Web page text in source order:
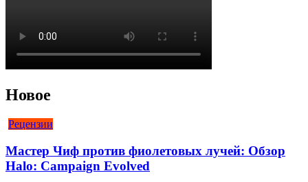
Новое
Рецензии
Мастер Чиф против фиолетовых лучей: Обзор
Halo: Campaign Evolved